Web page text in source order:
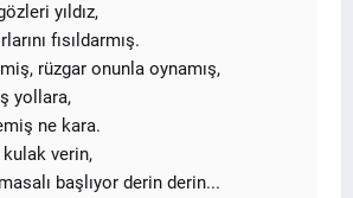
yıldız,
fısıldarmış.
rüzgar onunla oynamış,
yollara,
ne kara.
verin,
masalı başlıyor derin derin...